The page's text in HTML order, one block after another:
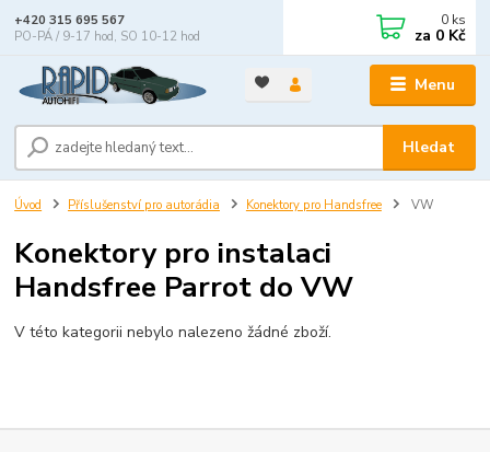
Menu
Hledat
+420 315 695 567
PO-PÁ / 9-17 hod, SO 10-12 hod
0 ks
za 0 Kč
Úvod Příslušenství pro autorádia Konektory pro Handsfree VW
Konektory pro instalaci
Handsfree Parrot do VW
V této kategorii nebylo nalezeno žádné zboží.